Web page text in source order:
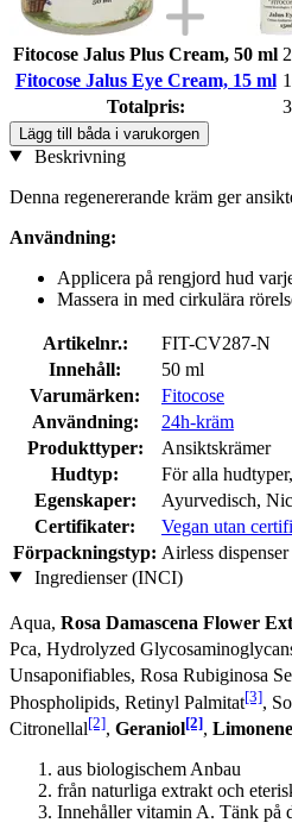
Fitocose Jalus Plus Cream, 50 ml
Fitocose Jalus Eye Cream, 15 ml
Totalpris:
Lägg till båda i varukorgen
Beskrivning
Denna regenererande kräm ger
Användning:
Applicera på rengjord hud
Massera in med cirkulära
Artikelnr.:
FIT-CV287-N
Innehåll:
50 ml
Varumärken:
Fitocose
Användning:
24h-kräm
Produkttyper:
Ansiktskrämer
Hudtyp:
För alla
Egenskaper:
Ayurvedisch,
Certifikater:
Vegan utan
Förpackningstyp: Airless dispenser
Ingredienser (INCI)
Aqua, Rosa Damascena Flower
Pca, Hydrolyzed
Unsaponifiables, Rosa Rubiginosa
Phospholipids, Retinyl Palmitat[3],
Citronellal[2], Geraniol[2], Limonene
aus biologischem Anbau
från naturliga extrakt och
Innehåller vitamin A. Tänk på